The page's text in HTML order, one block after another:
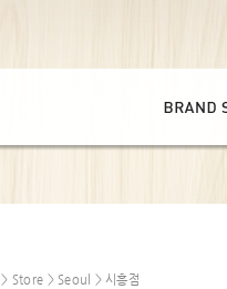
> Store > Seoul > 시흥점